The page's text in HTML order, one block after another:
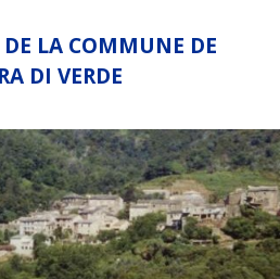
LA COMMUNE DE
DI VERDE